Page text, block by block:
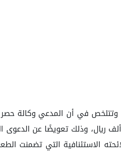
وتتلخص في أن المدعي وكالة
الاستئنافية التي تضمنت